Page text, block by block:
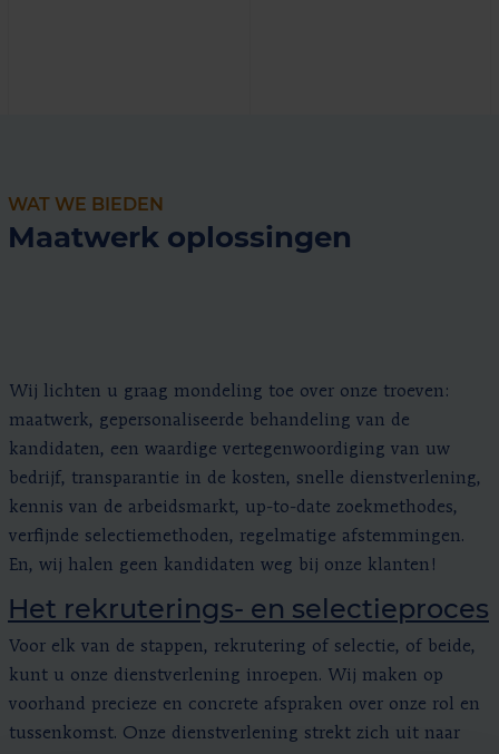
WAT WE BIEDEN
Maatwerk oplossingen
Wij lichten u graag mondeling toe over onze troeven:
maatwerk, gepersonaliseerde behandeling van de
kandidaten, een waardige vertegenwoordiging van uw
bedrijf, transparantie in de kosten, snelle dienstverlening,
kennis van de arbeidsmarkt, up-to-date zoekmethodes,
verfijnde selectiemethoden, regelmatige afstemmingen.
En, wij halen geen kandidaten weg bij onze klanten!
Het rekruterings- en selectieproces
Voor elk van de stappen, rekrutering of selectie, of beide,
kunt u onze dienstverlening inroepen. Wij maken op
voorhand precieze en concrete afspraken over onze rol en
tussenkomst. Onze dienstverlening strekt zich uit naar